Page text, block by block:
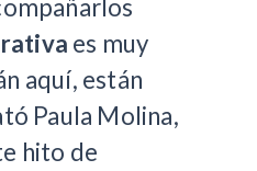
es muy
aquí, están
Paula Molina,
hito de